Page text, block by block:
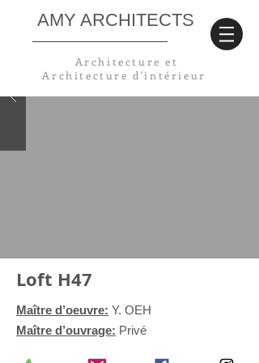
AMY ARCHITECTS
Architecture et
Architectured'intérieur
Loft H47
Maître d’oeuvre: Y. OEH
Maître d’ouvrage: Privé